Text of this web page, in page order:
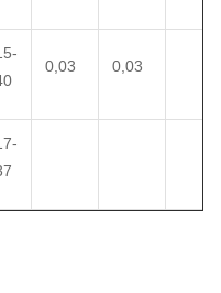
0,03 0,03